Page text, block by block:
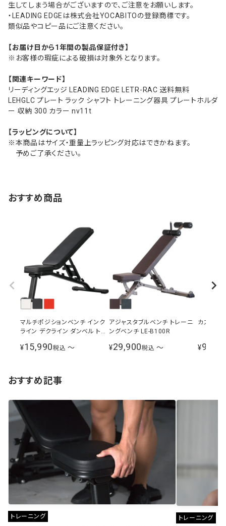
生してしまう場合がございますので、ご注意をお願いします。
・LEADING EDGEは株式会社YOCABITOの登録商標です。
類似品やコピー品にご注意ください。
【お届け日から1年間の製品保証付き】
※お客様の瑕疵による破損は対象外となります。
【関連キーワード】
リーディングエッジ LEADING EDGE LETR-RAC 送料無料
LEHGLC プレート ラック シャフト トレーニング器具 プレートホルダ
ー 収納 300 カラー nv11t
【ラッピングについて】
※本商品はサイズ・重量上ラッピング対応はできかねます。
予めご了承ください。
おすすめ商品
マルチポジションベンチ インク
ライン デクライン ダンベル トレ
¥15,990税込 〜
アジャスタブルベンチ トレーニ
ングベンチ LE-B100R
¥29,900税込 〜
カスタム
¥
おすすめ記事
トレーニング トレーニング